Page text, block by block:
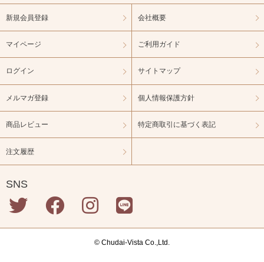
新規会員登録
マイページ
ログイン
メルマガ登録
商品レビュー
注文履歴
会社概要
ご利用ガイド
サイトマップ
個人情報保護方針
特定商取引に基づく表記
SNS
© Chudai-Vista Co.,Ltd.